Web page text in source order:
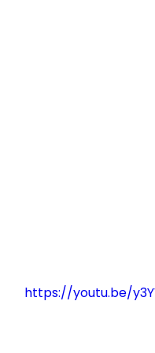
https://youtu.be/